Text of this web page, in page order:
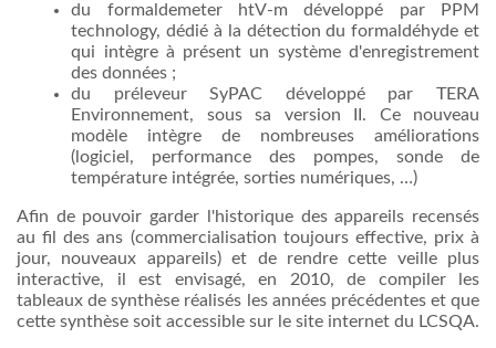
du formaldemeter htV-m développé par PPM
technology, dédiéà la détection duformaldéhyde et
qui intègre à présent un système d'enregistrement
desdonnées ;
du préleveur SyPAC développé par TERA
Environnement, sous sa version II. Ce nouveau
modèle intègre de nombreuses améliorations
(logiciel, performance des pompes, sonde de
température intégrée, sorties numériques, …)
Afin de pouvoir garder l'historique des appareils recensés
au fil des ans (commercialisation toujours effective, prix à
jour, nouveaux appareils) et de rendre cette veille plus
interactive, il est envisagé, en 2010, de compiler les
tableaux de synthèse réalisés les années précédentes et que
cette synthèse soit accessible sur le site internet du LCSQA.